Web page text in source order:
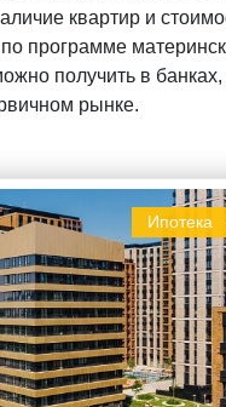
квартир и
программе
получить в
рынке.
Ипотека